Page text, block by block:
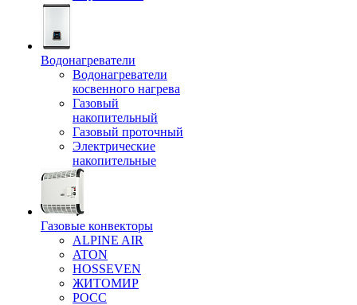
Водонагреватели
Водонагреватели
косвенного нагрева
Газовый
накопительный
Газовый проточный
Электрические
накопительные
Газовые конвекторы
ALPINE AIR
ATON
HOSSEVEN
ЖИТОМИР
РОСС